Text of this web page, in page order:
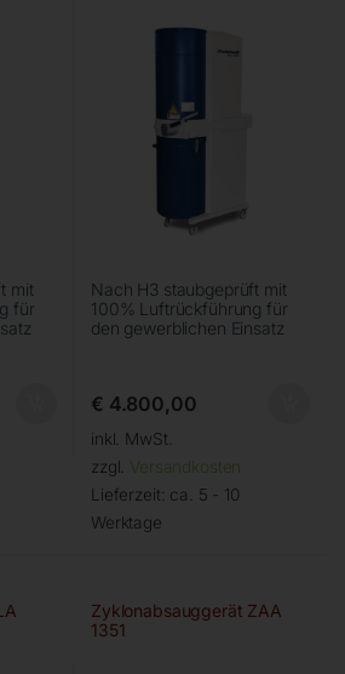
mit
für
Nach H3 staubgeprüft mit
100% Luftrückführung für
den gewerblichen Einsatz
€ 4.800,00
inkl. MwSt.
zzgl. Versandkosten
Lieferzeit: ca. 5 - 10
Werktage
Zyklonabsauggerät ZAA
1351